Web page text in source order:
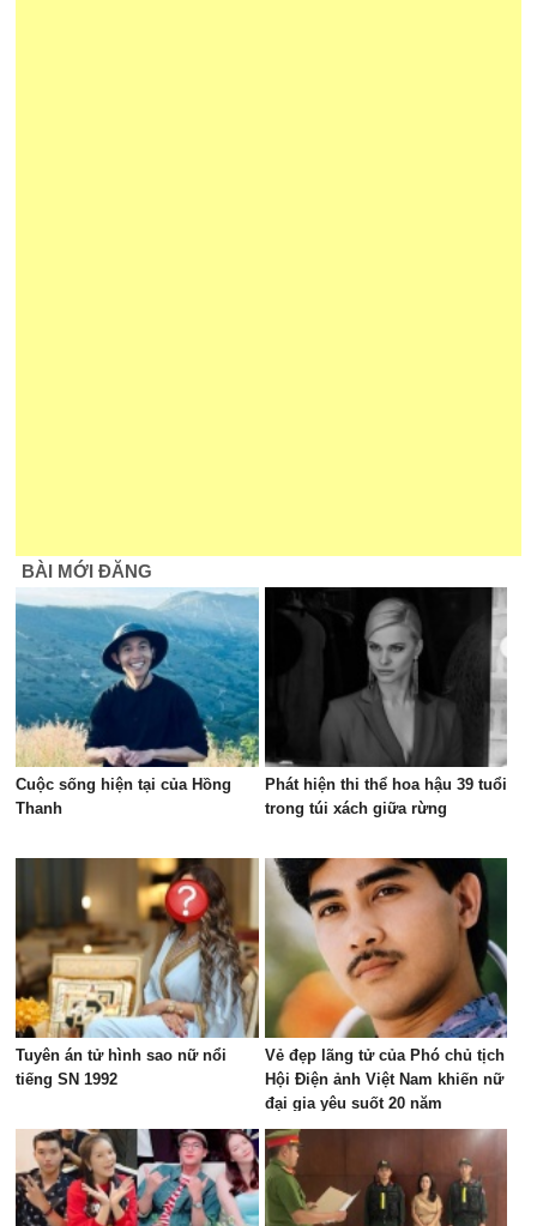
BÀI MỚI ĐĂNG
Cuộc sống hiện tại của Hồng
Thanh
Phát hiện thi thể hoa hậu 39 tuổi
trong túi xách giữa rừng
Tuyên án tử hình sao nữ nổi
tiếng SN 1992
Vẻ đẹp lãng tử của Phó chủ tịch
Hội Điện ảnh Việt Nam khiến nữ
đại gia yêu suốt 20 năm